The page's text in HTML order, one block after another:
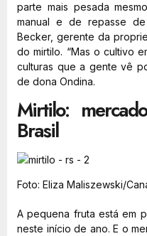
parte mais pesada
manual e de repasse
Becker, gerente da
do mirtilo. “Mas o cultivo
culturas que a gente vê
de dona Ondina.
Mirtilo:
Brasil
Foto: Eliza Maliszewski/
A pequena fruta está em
neste início de ano. E o